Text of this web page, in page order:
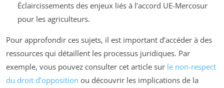
Éclaircissements des enjeux liés à l’accord UE-Mercosur
pour les agriculteurs.
Pour approfondir ces sujets, il est important d’accéder à des
ressources qui détaillent les processus juridiques. Par
exemple, vous pouvez consulter cet article sur le non-respect
du droit d’opposition ou découvrir les implications de la